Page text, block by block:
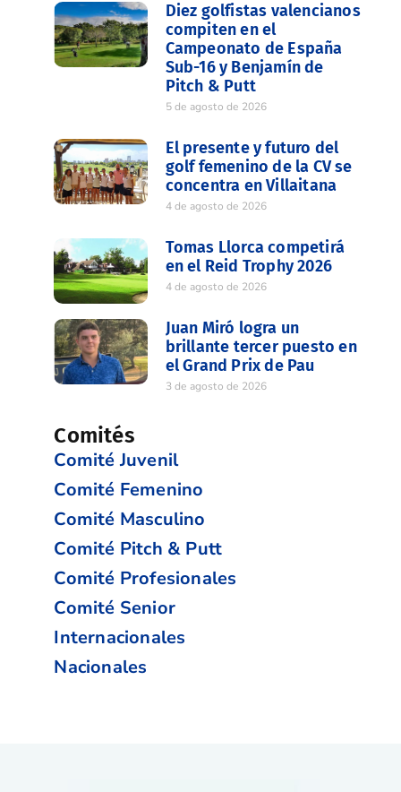
Diez golfistas valencianos
compiten en el
Campeonato de España
Sub-16 y Benjamín de
Pitch & Putt
5 de agosto de 2026
El presente y futuro del
golf femenino de la CV se
concentra en Villaitana
4 de agosto de 2026
Tomas Llorca competirá
en el Reid Trophy 2026
4 de agosto de 2026
Juan Miró logra un
brillante tercer puesto en
el Grand Prix de Pau
3 de agosto de 2026
Comités
Comité Juvenil
Comité Femenino
Comité Masculino
Comité Pitch & Putt
Comité Profesionales
Comité Senior
Internacionales
Nacionales